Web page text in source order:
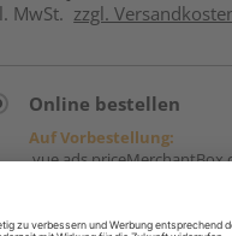
MwSt. zzgl.
Online bestellen
Auf Vorbestellung:
Beim Händler